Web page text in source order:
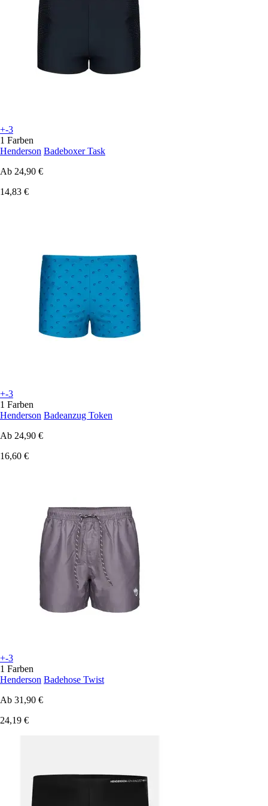
+-3
1 Farben
Henderson Badeboxer Task
Ab 24,90 €
14,83 €
+-3
1 Farben
Henderson Badeanzug Token
Ab 24,90 €
16,60 €
+-3
1 Farben
Henderson Badehose Twist
Ab 31,90 €
24,19 €